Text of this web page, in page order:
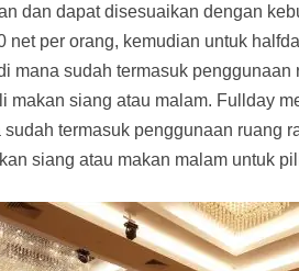
dan dapat disesuaikan dengan
net per orang, kemudian untuk
mana sudah termasuk
makan siang atau malam. Fullday
sudah termasuk penggunaan ruang
siang atau makan malam untuk